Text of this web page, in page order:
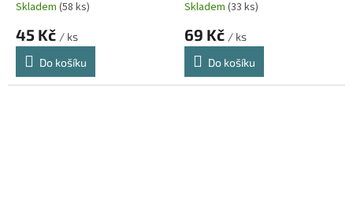
Skladem (58 ks)
45 Kč / ks
Do košíku
Skladem (33 ks)
69 Kč / ks
Do košíku